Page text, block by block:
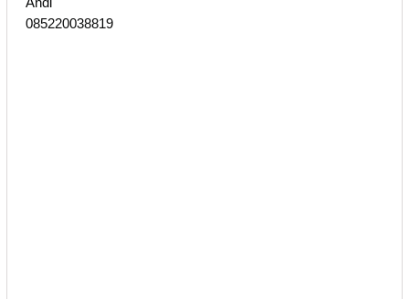
085220038819